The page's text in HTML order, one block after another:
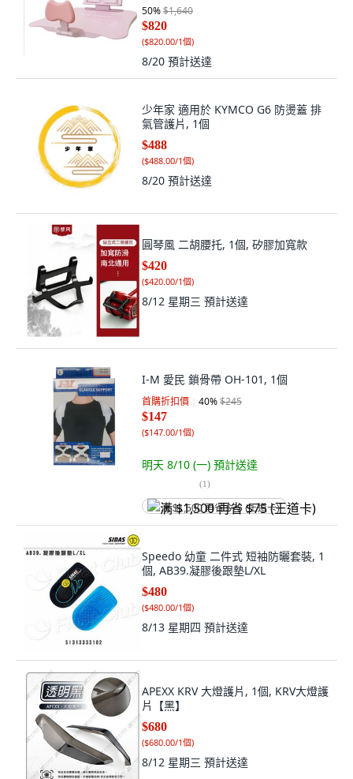
50%$1,640
$820
($820.00/1個)
8/20 預計送達
少年家 適用於 KYMCO G6 防燙蓋 排
氣管護片, 1個
$488
($488.00/1個)
8/20 預計送達
圓琴風 二胡腰托, 1個, 矽膠加寬款
$420
($420.00/1個)
8/12 星期三 預計送達
I-M 愛民 鎖骨帶 OH-101, 1個
首購折扣價 40%$245
$147
($147.00/1個)
明天 8/10 (一) 預計送達
(1)
满 $1,500 再省 $75 (王道卡)
Speedo 幼童 二件式 短袖防曬套裝, 1
個, AB39.凝膠後跟墊L/XL
$480
($480.00/1個)
8/13 星期四 預計送達
APEXX KRV 大燈護片, 1個, KRV大燈護
片【黑】
$680
($680.00/1個)
8/12 星期三 預計送達